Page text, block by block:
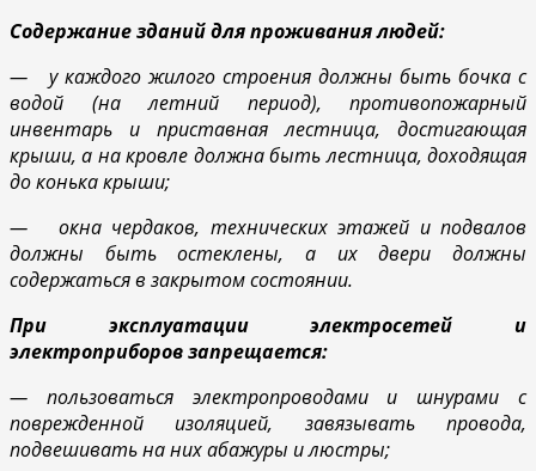
Содержание зданий для проживания людей:
— у каждого жилого строения должны быть бочка с
водой (на летний период), противопожарный
инвентарь и приставная лестница, достигающая
крыши, а на кровле должна быть лестница, доходящая
до конька крыши;
— окна чердаков, технических этажей и подвалов
должны быть остеклены, а их двери должны
содержаться в закрытом состоянии.
При эксплуатации электросетей и
электроприборов запрещается:
— пользоваться электропроводами и шнурами с
поврежденной изоляцией, завязывать провода,
подвешивать на них абажуры и люстры;